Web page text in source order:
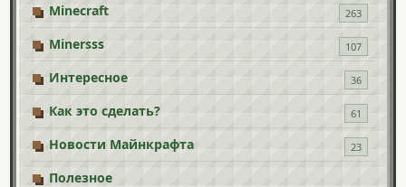
Minecraft 263
Minersss 107
Интересное 36
Как это сделать? 61
Новости Майнкрафта 23
Полезное